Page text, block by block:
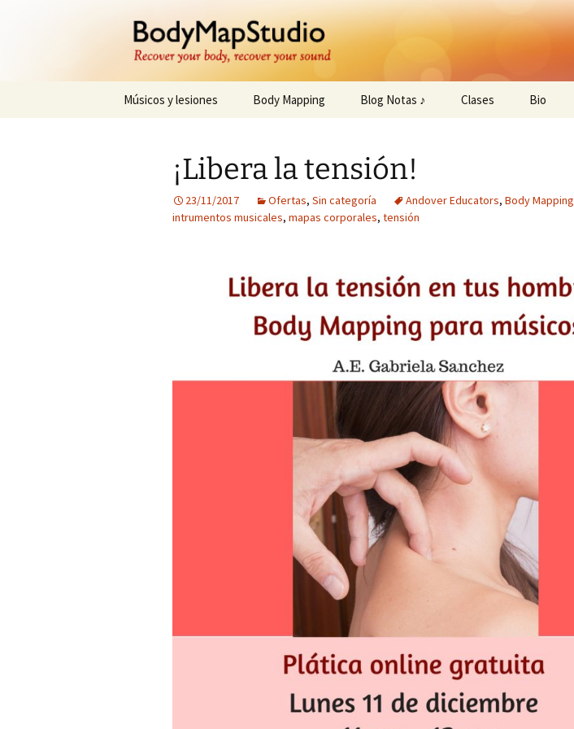
Body Map Studio
Preventing injuries in musicians.
Músicos y lesiones Body Mapping Blog Notas ♪ Clases
¡Programa tu clase!
Bio
¡Libera la tensión!
23/11/2017 Ofertas, Sin categoría Andover Educators, Body Mapping
intrumentos musicales, mapas corporales, tensión